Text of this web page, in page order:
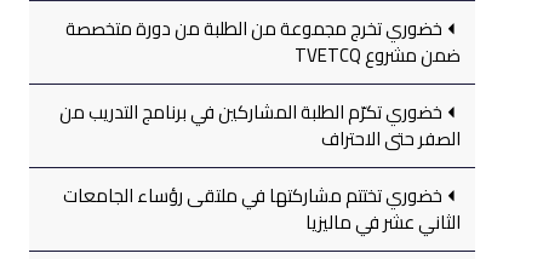
خضوري تخرج مجموعة من الطلبة من دورة متخصصة
ضمن مشروع TVETCQ
خضوري تكرّم الطلبة المشاركين في برنامج التدريب من
الصفر حتى الاحتراف
خضوري تختتم مشاركتها في ملتقى رؤساء الجامعات
الثاني عشر في ماليزيا